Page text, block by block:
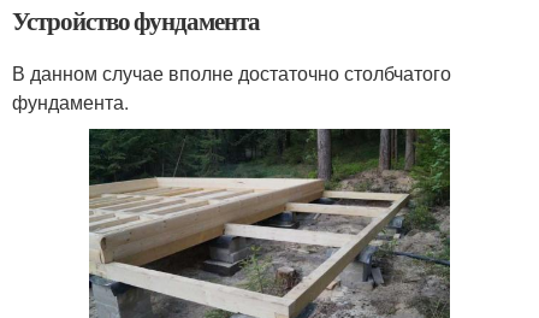
Устройство фундамента
В данном случае вполне достаточно столбчатого
фундамента.